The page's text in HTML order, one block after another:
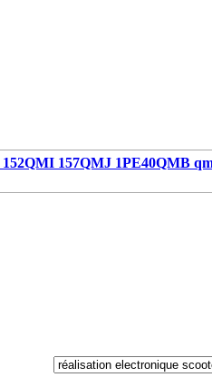
157QMJ 1PE40QMB